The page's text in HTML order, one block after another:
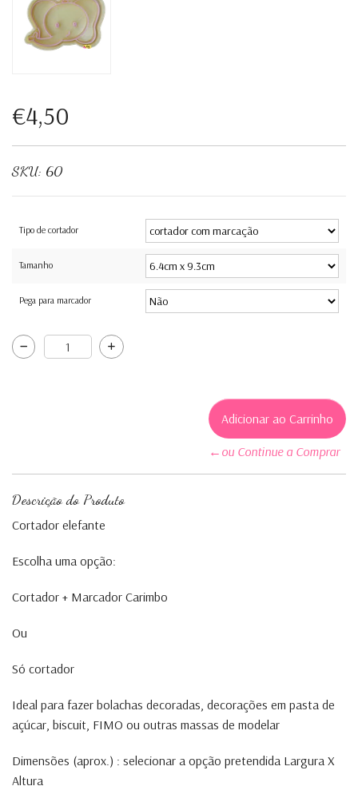
€4,50
SKU: 60
Tipo de cortador
Tamanho
Pega para marcador
←ou Continue a Comprar
Descrição do Produto
Cortador elefante
Escolha uma opção:
Cortador + Marcador Carimbo
Ou
Só cortador
Ideal para fazer bolachas decoradas, decorações em pasta de
açúcar, biscuit, FIMO ou outras massas de modelar
Dimensões (aprox.) : selecionar a opção pretendida Largura X
Altura